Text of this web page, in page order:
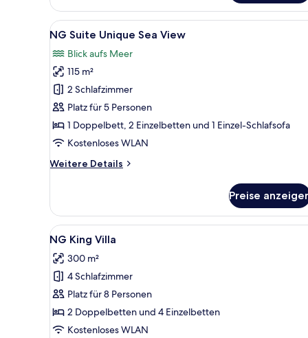
Family
Room
Unique
Alle
Fotos
für
NG
Suite
Unique
Sea
View
Ein modernes Wohnzimmer
3
NG Suite Unique Sea View
Blick aufs Meer
115 m²
2 Schlafzimmer
Platz für 5 Personen
1 Doppelbett, 2 Einzelbetten und 1 Einzel-Schlafsofa
Kostenloses WLAN
Weitere Details
Weitere
Suite
Unique
Sea
Preise
Alle
Fotos
für
NG
King
Villa
anzeigen
Ein modernes, zweistöckiges
7
NG King Villa
300 m²
4 Schlafzimmer
Platz für 8 Personen
2 Doppelbetten und 4 Einzelbetten
Kostenloses WLAN